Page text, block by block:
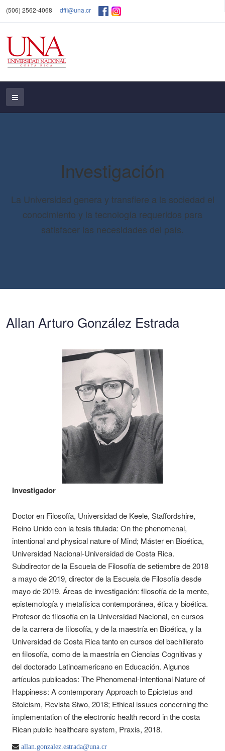
(506) 2562-4068 dffl@una.cr
Investigación
La Universidad genera y transfiere a la sociedad el
conocimiento y la tecnología requeridos para
satisfacer las necesidades del país.
Allan Arturo González Estrada
Investigador
Doctor en Filosofía, Universidad de Keele, Staffordshire,
Reino Unido con la tesis titulada: On the phenomenal,
intentional and physical nature of Mind; Máster en Bioética,
Universidad Nacional-Universidad de Costa Rica.
Subdirector de la Escuela de Filosofía de setiembre de 2018
a mayo de 2019, director de la Escuela de Filosofía desde
mayo de 2019. Áreas de investigación: filosofía de la mente,
epistemología y metafísica contemporánea, ética y bioética.
Profesor de filosofía en la Universidad Nacional, en cursos
de la carrera de filosofía, y de la maestría en Bioética, y la
Universidad de Costa Rica tanto en cursos del bachillerato
en filosofía, como de la maestría en Ciencias Cognitivas y
del doctorado Latinoamericano en Educación. Algunos
artículos publicados: The Phenomenal-Intentional Nature of
Happiness: A contemporary Approach to Epictetus and
Stoicism, Revista Siwo, 2018; Ethical issues concerning the
implementation of the electronic health record in the costa
Rican public healthcare system, Praxis, 2018.
allan.gonzalez.estrada@una.cr